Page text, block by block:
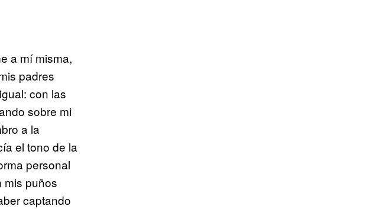
a mí misma,
padres
con las
sobre mi
a la
el tono de la
personal
mis puños
captando